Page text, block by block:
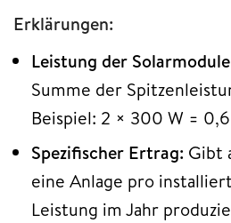
Erklärungen:
Leistung der
Summe der
Beispiel: 2 × 300 W =
Spezifischer Ertrag: Gibt
eine Anlage pro
Leistung im Jahr